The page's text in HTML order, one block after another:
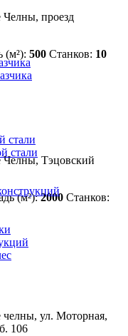
стали
стали
Челны, проезд
(м²): 500 Станков: 10
Челны, Тэцовский
(м²):2000 Станков:
челны, ул. Моторная,
106